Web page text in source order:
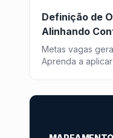
Definição de
Alinhando
Metas vagas
Aprenda a